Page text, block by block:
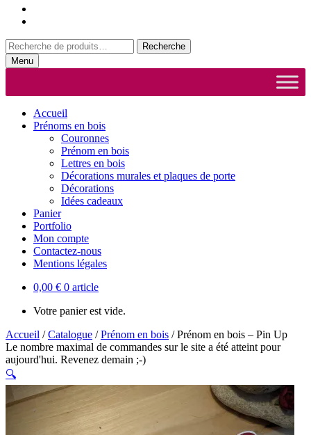
Recherche
pour :
Recherche
Menu
Accueil
Prénoms en bois
Couronnes
Prénom en bois
Lettres en bois
Décorations murales et plaques de porte
Décorations
Idées cadeaux
Panier
Portfolio
Mon compte
Contactez-nous
Mentions légales
0,00 € 0 article
Votre panier est vide.
Accueil /Catalogue /Prénom en bois /Prénom en bois – Pin Up
Le nombre maximal de commandes sur le site a été atteint pour
aujourd'hui. Revenez demain ;-)
🔍